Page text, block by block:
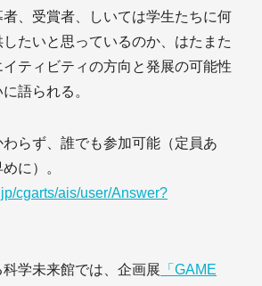
、受賞者、しいては学生たちに何
たいと思っているのか、はたまた
ティビティの方向と発展の可能性
語られる。
らず、誰でも参加可能（定員あ
に）。
cgarts/ais/user/Answer?
学未来館では、企画展 「GAME